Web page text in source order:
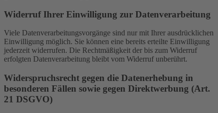
Widerruf Ihrer Einwilligung zur Datenverarbeitung
Viele Datenverarbeitungsvorgänge sind nur mit Ihrer ausdrücklichen
Einwilligung möglich. Sie können eine bereits erteilte Einwilligung
jederzeit widerrufen. Die Rechtmäßigkeit der bis zum Widerruf
erfolgten Datenverarbeitung bleibt vom Widerruf unberührt.
Widerspruchsrecht gegen die Datenerhebung in
besonderen Fällen sowie gegen Direktwerbung (Art.
21 DSGVO)